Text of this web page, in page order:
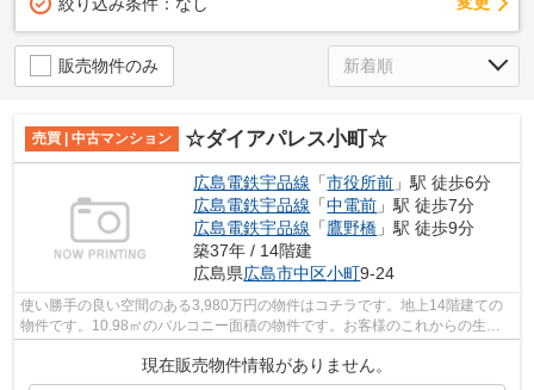
販売物件のみ
売買 | 中古マンション ☆ダイアパレス小町☆
広島電鉄宇品線 「市役所前 」駅 徒歩6分
広島電鉄宇品線 「中電前 」駅 徒歩7分
広島電鉄宇品線 「鷹野橋 」駅 徒歩9分
築37年 / 14階建
広島県広島市中区小町9-24
使い勝手の良い空間のある3,980万円の物件はコチラです。地上14階建ての
物件です。10.98㎡のバルコニー面積の物件です。お客様のこれからの生活
現在販売物件情報がありません。